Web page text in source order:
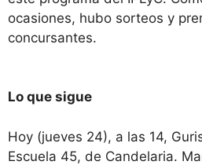
ocasiones, hubo sorteos y
concursantes.
Lo que sigue
Hoy (jueves 24), a las 14,
Escuela 45, de Candelaria.